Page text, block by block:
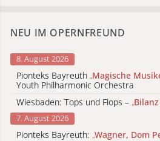
NEU IM OPERNFREUND
8. August 2026
Pionteks Bayreuth „Magische
Youth Philharmonic Orchestra
Wiesbaden: Tops und Flops – „
7. August 2026
Pionteks Bayreuth: „Wagner, Dom